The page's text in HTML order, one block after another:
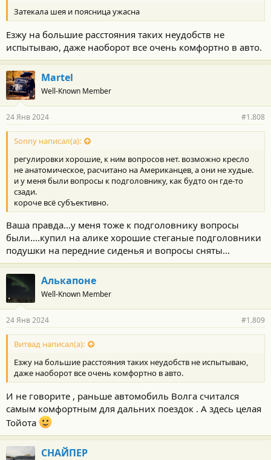
Затекала шея и поясница ужасна
Езжу на большие расстояния таких неудобств не
испытываю, даже наоборот все очень комфортно в авто.
Martel
Well-Known Member
24 Янв 2024 #1.808
Sonny написал(а):
регулировки хорошие, к ним вопросов нет. возможно кресло
не анатомическое, расчитано на Американцев, а они не худые.
и у меня были вопросы к подголовнику, как будто он где-то
сзади.
короче всё субъективно.
Ваша правда...у меня тоже к подголовнику вопросы
были....купил на алике хорошие стеганые подголовники
подушки на передние сиденья и вопросы сняты...
Алькапоне
Well-Known Member
24 Янв 2024 #1.809
Витвад написал(а):
Езжу на большие расстояния таких неудобств не испытываю,
даже наоборот все очень комфортно в авто.
И не говорите , раньше автомобиль Волга считался
самым комфортным для дальних поездок . А здесь целая
Тойота
СНАЙПЕР